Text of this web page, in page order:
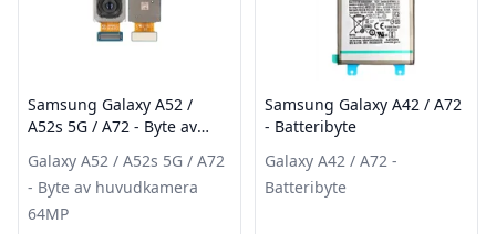
Samsung Galaxy A52 /
A52s 5G / A72 - Byte av
Galaxy A52 / A52s 5G / A72
- Byte av huvudkamera
64MP
Samsung Galaxy A42 / A72
- Batteribyte
Galaxy A42 / A72 -
Batteribyte